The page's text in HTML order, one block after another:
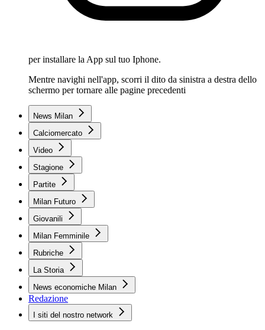
per installare la App sul tuo Iphone.
Mentre navighi nell'app, scorri il dito da sinistra a destra dello
schermo per tornare alle pagine precedenti
News Milan
Calciomercato
Video
Stagione
Partite
Milan Futuro
Giovanili
Milan Femminile
Rubriche
La Storia
News economiche Milan
Redazione
I siti del nostro network